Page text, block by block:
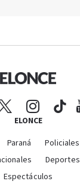
ELONCE
Paraná Policiales
Deportes
Espectáculos